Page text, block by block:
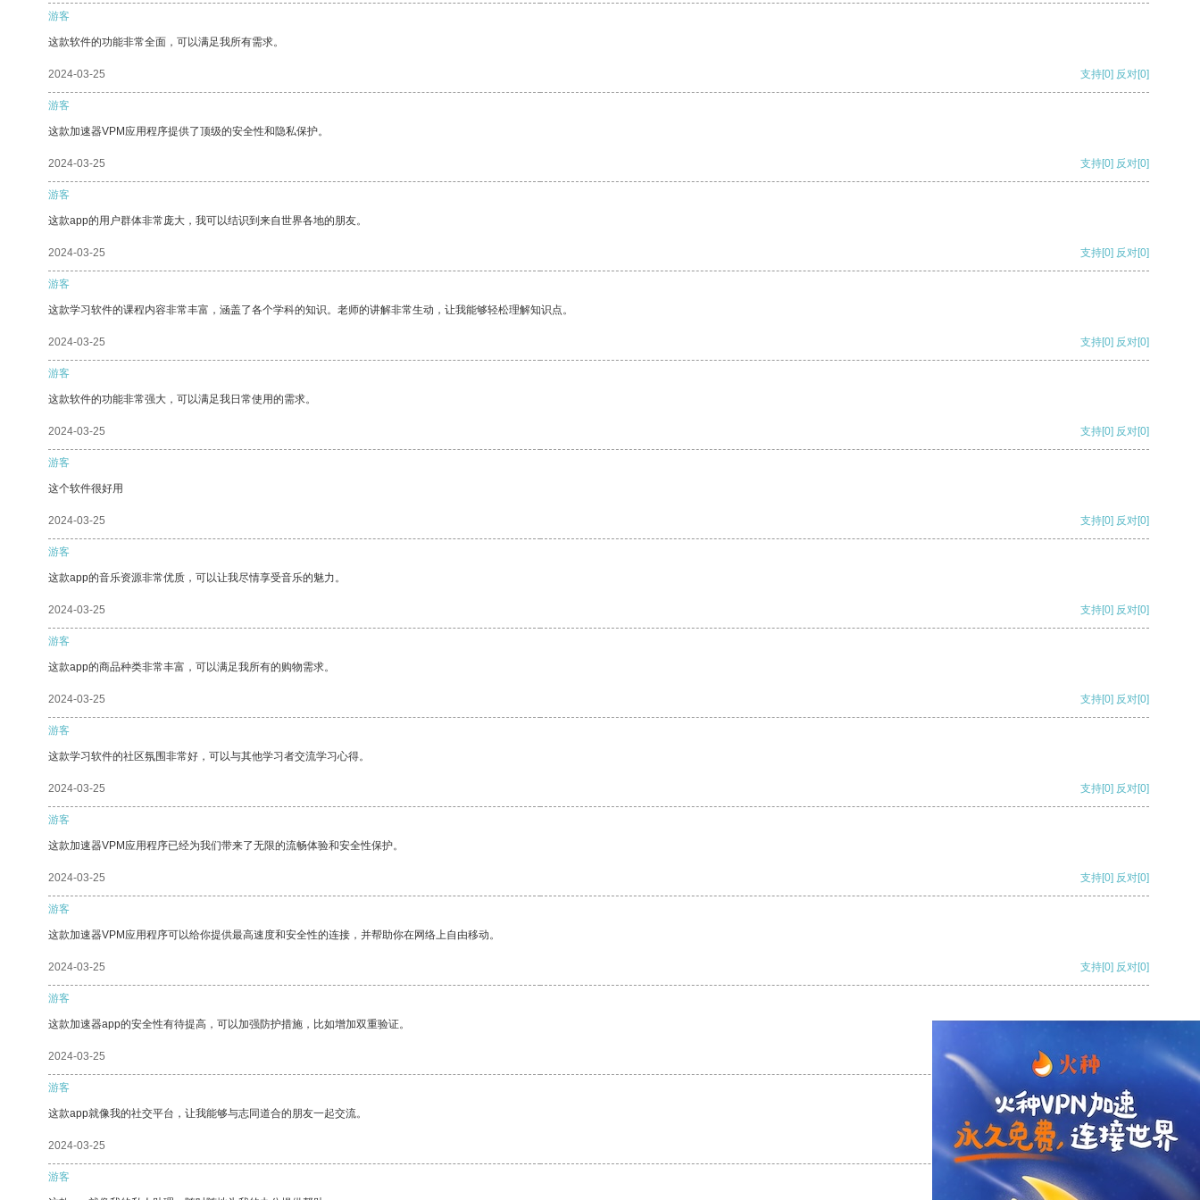
游客
这款软件的功能非常全面，可以满足我所有需求。
2024-03-25 支持[0] 反对[0]
游客
这款加速器VPM应用程序提供了顶级的安全性和隐私保护。
2024-03-25 支持[0] 反对[0]
游客
这款app的用户群体非常庞大，我可以结识到来自世界各地的朋友。
2024-03-25 支持[0] 反对[0]
游客
这款学习软件的课程内容非常丰富，涵盖了各个学科的知识。老师的讲解非常生动，让我能够轻松理解知识点。
2024-03-25 支持[0] 反对[0]
游客
这款软件的功能非常强大，可以满足我日常使用的需求。
2024-03-25 支持[0] 反对[0]
游客
这个软件很好用
2024-03-25 支持[0] 反对[0]
游客
这款app的音乐资源非常优质，可以让我尽情享受音乐的魅力。
2024-03-25 支持[0] 反对[0]
游客
这款app的商品种类非常丰富，可以满足我所有的购物需求。
2024-03-25 支持[0] 反对[0]
游客
这款学习软件的社区氛围非常好，可以与其他学习者交流学习心得。
2024-03-25 支持[0] 反对[0]
游客
这款加速器VPM应用程序已经为我们带来了无限的流畅体验和安全性保护。
2024-03-25 支持[0] 反对[0]
游客
这款加速器VPM应用程序可以给你提供最高速度和安全性的连接，并帮助你在网络上自由移动。
2024-03-25 支持[0] 反对[0]
游客
这款加速器app的安全性有待提高，可以加强防护措施，比如增加双重验证。
2024-03-25 支持
游客
这款app就像我的社交平台，让我能够与志同道合的朋友一起交流。
2024-03-25 支持[0] 反对[0]
游客